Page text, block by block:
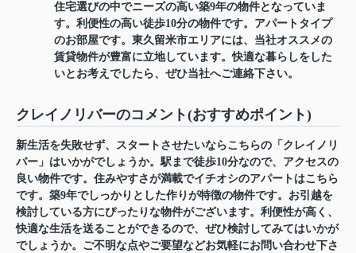
住宅選びの中でニーズの高い築9年の物件となっていま
す。利便性の高い徒歩10分の物件です。アパートタイプ
のお部屋です。東久留米市エリアには、当社オススメの
賃貸物件が豊富に立地しています。快適な暮らしをした
いとお考えでしたら、ぜひ当社へご連絡下さい。
クレイノリバーのコメント(おすすめポイント)
新生活を失敗せず、スタートさせたいならこちらの「クレイノリ
バー」はいかがでしょうか。駅まで徒歩10分なので、アクセスの
良い物件です。住みやすさが満載でイチオシのアパートはこちら
です。築9年でしっかりとした作りが特徴の物件です。お引越を
検討している方にぴったりな物件がございます。利便性が高く、
快適な生活を送ることができるので、ぜひ検討してみてはいかが
でしょうか。ご不明な点やご要望などお気軽にお問い合わせ下さ